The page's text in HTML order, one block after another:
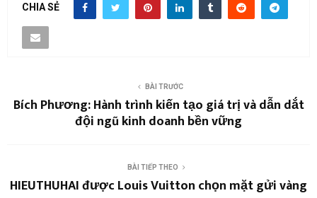
CHIA SẺ
BÀI TRƯỚC
Bích Phương: Hành trình kiến tạo giá trị và dẫn dắt
đội ngũ kinh doanh bền vững
BÀI TIẾP THEO
HIEUTHUHAI được Louis Vuitton chọn mặt gửi vàng